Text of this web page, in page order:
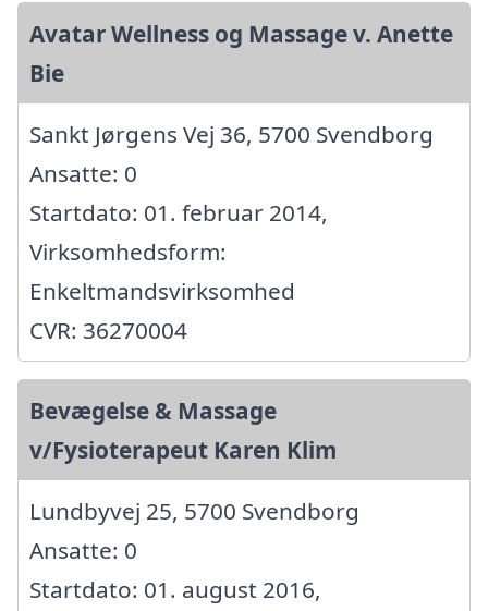
Avatar Wellness og Massage v. Anette
Bie
Sankt Jørgens Vej 36, 5700 Svendborg
Ansatte: 0
Startdato: 01. februar 2014,
Virksomhedsform:
Enkeltmandsvirksomhed
CVR: 36270004
Bevægelse & Massage
v/Fysioterapeut Karen Klim
Lundbyvej 25, 5700 Svendborg
Ansatte: 0
Startdato: 01. august 2016,